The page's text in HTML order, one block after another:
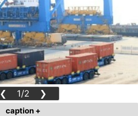
❮ 1/2 ❯
caption +